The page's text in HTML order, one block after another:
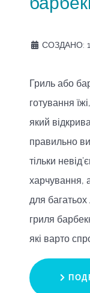
СОЗДАНО:
Гриль або
готування
який
правильно
тільки
харчування,
для багатьох
гриля
які варто